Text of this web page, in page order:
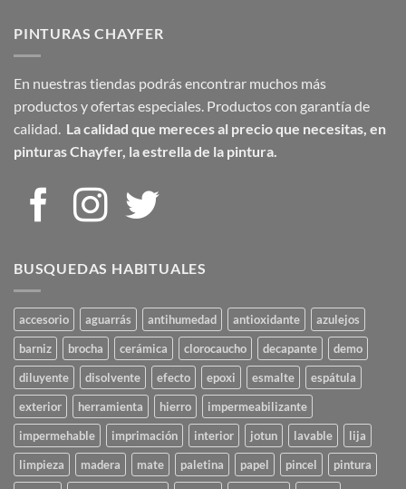
PINTURAS CHAYFER
En nuestras tiendas podrás encontrar muchos más
productos y ofertas especiales. Productos con garantía de
calidad. La calidad que mereces al precio que necesitas, en
pinturas Chayfer, la estrella de la pintura.
BUSQUEDAS HABITUALES
accesorio aguarrás antihumedad antioxidante
azulejos
barniz
brocha cerámica clorocaucho decapante
demo
diluyente
disolvente efecto epoxi esmalte
espátula
exterior
herramienta hierro
impermeabilizante
impermehable
imprimación interior jotun lavable
lija
limpieza
madera mate paletina papel pincel
pintura